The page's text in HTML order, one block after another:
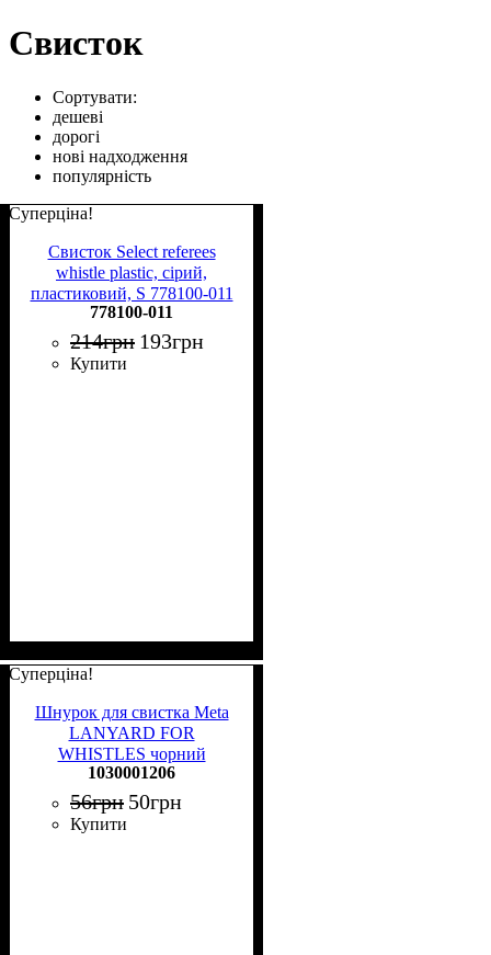
Свисток
Сортувати:
дешеві
дорогі
нові надходження
популярність
Суперціна!
Свисток Select referees
whistle plastic, сірий,
пластиковий, S 778100-011
778100-011
214грн 193грн
Купити
Суперціна!
Шнурок для свистка Meta
LANYARD FOR
WHISTLES чорний
1030001206
1030001206
56грн 50грн
Купити